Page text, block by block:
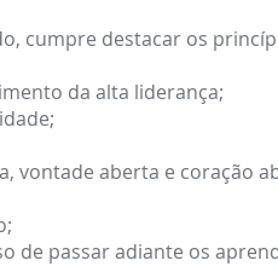
cumpre destacar os
da alta liderança;
vontade aberta e coração
de passar adiante os